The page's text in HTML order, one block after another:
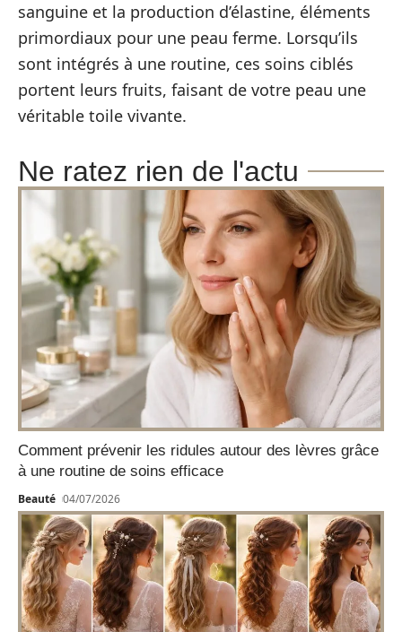
sanguine et la production d’élastine, éléments
primordiaux pour une peau ferme. Lorsqu’ils
sont intégrés à une routine, ces soins ciblés
portent leurs fruits, faisant de votre peau une
véritable toile vivante.
Ne ratez rien de l'actu
Comment prévenir les ridules autour des lèvres grâce
à une routine de soins efficace
Beauté 04/07/2026